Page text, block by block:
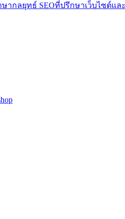
ากลยุทธ์ SEOที่ปรึกษาเว็บไซต์และ